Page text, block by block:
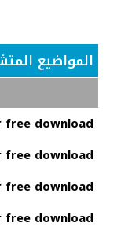
المواضيع
free download
free download
free download
free download